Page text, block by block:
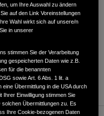
um Ihre Auswahl zu ändern
auf den Link Voreinstellungen
Wahl wirkt sich auf unsere/n
in unserer
stimmen Sie der Verarbeitung
gespeicherten Daten wie z.B.
für die benannten
sowie Art. 6 Abs. 1 lit. a
Übermittlung in die USA durch
Einwilligung stimmen Sie
Übermittlungen zu. Es
Ihre Cookie-bezogenen Daten